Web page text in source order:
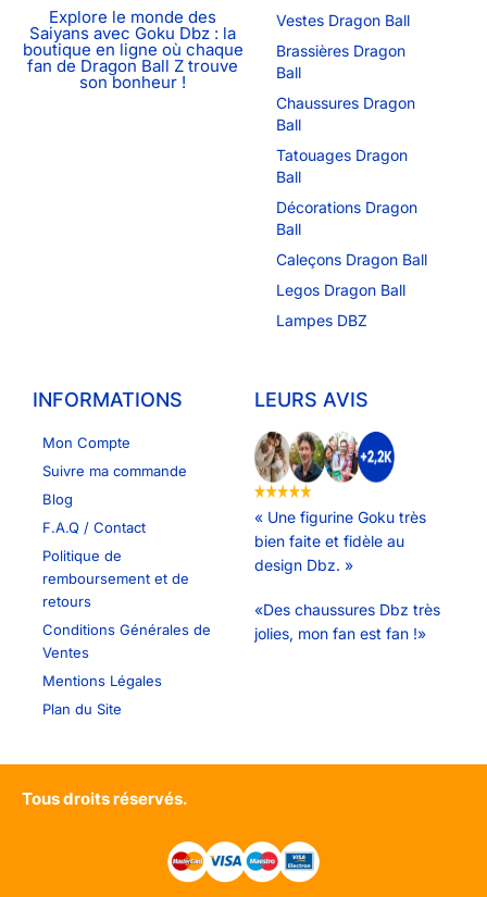
Explore le monde des
Saiyans avec Goku Dbz : la
boutique en ligne où chaque
fan de Dragon Ball Z trouve
son bonheur !
Vestes Dragon Ball
Brassières Dragon
Ball
Chaussures Dragon
Ball
Tatouages Dragon
Ball
Décorations Dragon
Ball
Caleçons Dragon Ball
Legos Dragon Ball
Lampes DBZ
INFORMATIONS
Mon Compte
Suivre ma commande
Blog
F.A.Q / Contact
Politique de
remboursement et de
retours
Conditions Générales de
Ventes
Mentions Légales
Plan du Site
LEURS AVIS
« Une figurine Goku très
bien faite et fidèle au
design Dbz. »
«Des chaussures Dbz très
jolies, mon fan est fan !»
Tous droits réservés.